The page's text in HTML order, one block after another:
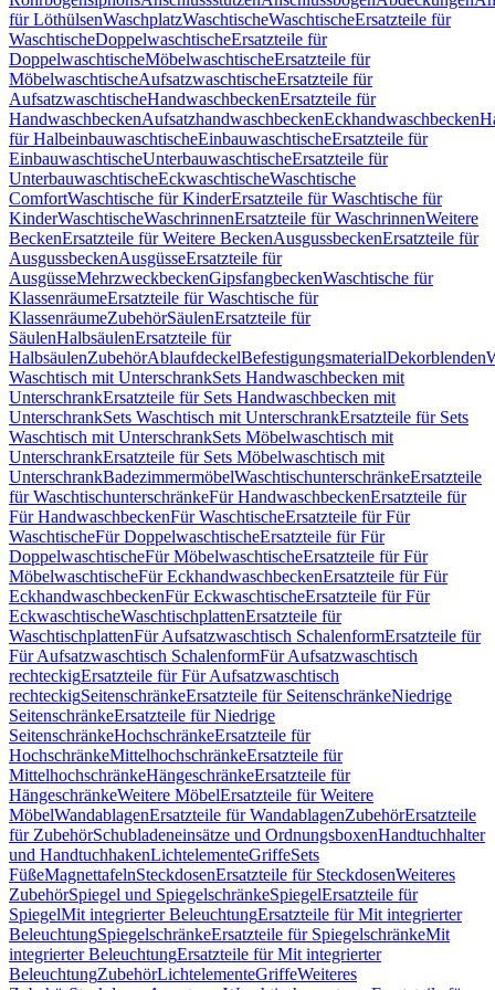
für LöthülsenWaschplatzWaschtischeWaschtischeErsatzteile für
WaschtischeDoppelwaschtischeErsatzteile für
DoppelwaschtischeMöbelwaschtischeErsatzteile für
MöbelwaschtischeAufsatzwaschtischeErsatzteile für
AufsatzwaschtischeHandwaschbeckenErsatzteile für
HandwaschbeckenAufsatzhandwaschbeckenEckhandwaschbecken
für HalbeinbauwaschtischeEinbauwaschtischeErsatzteile für
EinbauwaschtischeUnterbauwaschtischeErsatzteile für
UnterbauwaschtischeEckwaschtischeWaschtische
ComfortWaschtische für KinderErsatzteile für Waschtische für
KinderWaschtischeWaschrinnenErsatzteile für WaschrinnenWeitere
BeckenErsatzteile für Weitere BeckenAusgussbeckenErsatzteile für
AusgussbeckenAusgüsseErsatzteile für
AusgüsseMehrzweckbeckenGipsfangbeckenWaschtische für
KlassenräumeErsatzteile für Waschtische für
KlassenräumeZubehörSäulenErsatzteile für
SäulenHalbsäulenErsatzteile für
HalbsäulenZubehörAblaufdeckelBefestigungsmaterialDekorblenden
Waschtisch mit UnterschrankSets Handwaschbecken mit
UnterschrankErsatzteile für Sets Handwaschbecken mit
UnterschrankSets Waschtisch mit UnterschrankErsatzteile für Sets
Waschtisch mit UnterschrankSets Möbelwaschtisch mit
UnterschrankErsatzteile für Sets Möbelwaschtisch mit
UnterschrankBadezimmermöbelWaschtischunterschränkeErsatzteile
für WaschtischunterschränkeFür HandwaschbeckenErsatzteile für
Für HandwaschbeckenFür WaschtischeErsatzteile für Für
WaschtischeFür DoppelwaschtischeErsatzteile für Für
DoppelwaschtischeFür MöbelwaschtischeErsatzteile für Für
MöbelwaschtischeFür EckhandwaschbeckenErsatzteile für Für
EckhandwaschbeckenFür EckwaschtischeErsatzteile für Für
EckwaschtischeWaschtischplattenErsatzteile für
WaschtischplattenFür Aufsatzwaschtisch SchalenformErsatzteile für
Für Aufsatzwaschtisch SchalenformFür Aufsatzwaschtisch
rechteckigErsatzteile für Für Aufsatzwaschtisch
rechteckigSeitenschränkeErsatzteile für SeitenschränkeNiedrige
SeitenschränkeErsatzteile für Niedrige
SeitenschränkeHochschränkeErsatzteile für
HochschränkeMittelhochschränkeErsatzteile für
MittelhochschränkeHängeschränkeErsatzteile für
HängeschränkeWeitere MöbelErsatzteile für Weitere
MöbelWandablagenErsatzteile für WandablagenZubehörErsatzteile
für ZubehörSchubladeneinsätze und OrdnungsboxenHandtuchhalter
und HandtuchhakenLichtelementeGriffeSets
FüßeMagnettafelnSteckdosenErsatzteile für SteckdosenWeiteres
ZubehörSpiegel und SpiegelschränkeSpiegelErsatzteile für
SpiegelMit integrierter BeleuchtungErsatzteile für Mit integrierter
BeleuchtungSpiegelschränkeErsatzteile für SpiegelschränkeMit
integrierter BeleuchtungErsatzteile für Mit integrierter
BeleuchtungZubehörLichtelementeGriffeWeiteres